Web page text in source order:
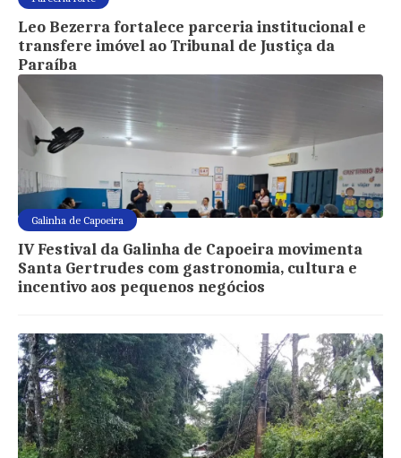
Leo Bezerra fortalece parceria institucional e
transfere imóvel ao Tribunal de Justiça da
Paraíba
Galinha de Capoeira
IV Festival da Galinha de Capoeira movimenta
Santa Gertrudes com gastronomia, cultura e
incentivo aos pequenos negócios